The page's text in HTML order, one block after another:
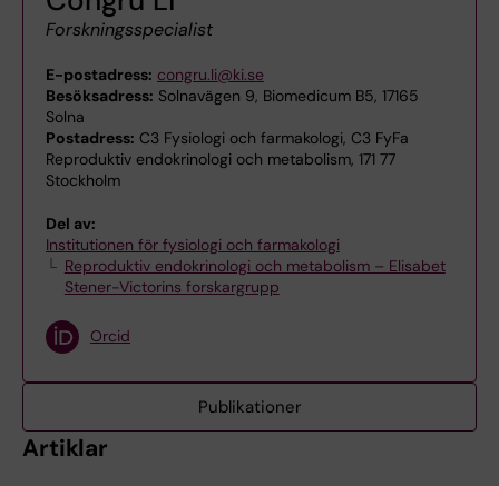
Forskningsspecialist
E-postadress: congru.li@ki.se
Besöksadress: Solnavägen 9, Biomedicum B5, 17165
Solna
Postadress: C3 Fysiologi och farmakologi, C3 FyFa
Reproduktiv endokrinologi och metabolism, 171 77
Stockholm
Del av:
Institutionen för fysiologi och farmakologi
Reproduktiv endokrinologi och metabolism – Elisabet
Stener-Victorins forskargrupp
Orcid
Publikationer
Artiklar